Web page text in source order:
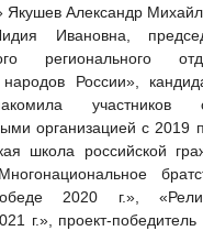
Якушев Александр
Ивановна,
регионального
России»,
участников
организацией с 2019
школа российской
2020 г.»,
г.», проект-